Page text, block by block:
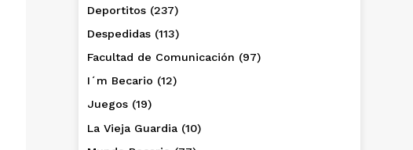
Deportitos (237)
Despedidas (113)
Facultad de Comunicación (97)
I´m Becario (12)
Juegos (19)
La Vieja Guardia (10)